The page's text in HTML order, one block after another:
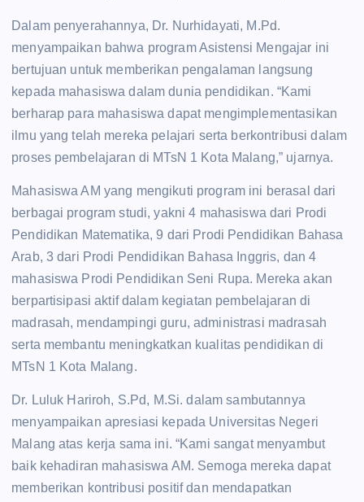
Dalam penyerahannya, Dr. Nurhidayati, M.Pd.
menyampaikan bahwa program Asistensi Mengajar ini
bertujuan untuk memberikan pengalaman langsung
kepada mahasiswa dalam dunia pendidikan. “Kami
berharap para mahasiswa dapat mengimplementasikan
ilmu yang telah mereka pelajari serta berkontribusi dalam
proses pembelajaran di MTsN 1 Kota Malang,” ujarnya.
Mahasiswa AM yang mengikuti program ini berasal dari
berbagai program studi, yakni 4 mahasiswa dari Prodi
Pendidikan Matematika, 9 dari Prodi Pendidikan Bahasa
Arab, 3 dari Prodi Pendidikan Bahasa Inggris, dan 4
mahasiswa Prodi Pendidikan Seni Rupa. Mereka akan
berpartisipasi aktif dalam kegiatan pembelajaran di
madrasah, mendampingi guru, administrasi madrasah
serta membantu meningkatkan kualitas pendidikan di
MTsN 1 Kota Malang.
Dr. Luluk Hariroh, S.Pd, M.Si. dalam sambutannya
menyampaikan apresiasi kepada Universitas Negeri
Malang atas kerja sama ini. “Kami sangat menyambut
baik kehadiran mahasiswa AM. Semoga mereka dapat
memberikan kontribusi positif dan mendapatkan